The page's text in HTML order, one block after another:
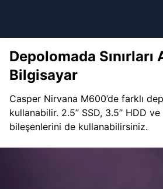
Depolomada Sınırları
Bilgisayar
Casper Nirvana M600’de farklı
kullanabilir. 2.5’’ SSD, 3.5’’ HDD
bileşenlerini de kullanabilirsiniz.